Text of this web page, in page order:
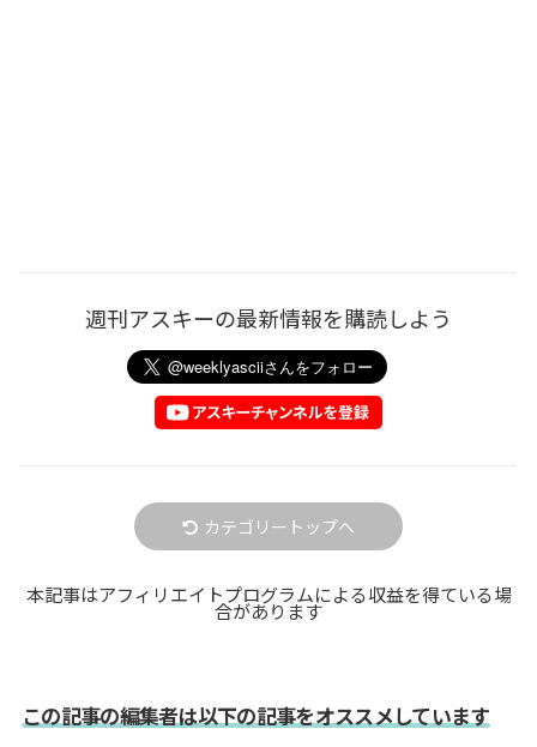
週刊アスキーの最新情報を購読しよう
カテゴリートップへ
本記事はアフィリエイトプログラムによる収益を得ている場
合があります
この記事の編集者は以下の記事をオススメしています